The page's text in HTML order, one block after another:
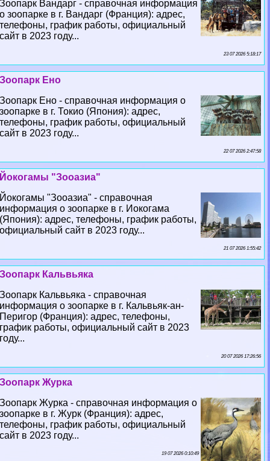
Зоопарк Вандарг - справочная информация
о зоопарке в г. Вандарг (Франция): адрес,
телефоны, график работы, официальный
сайт в 2023 году...
23 07 2026 5:18:17
Зоопарк Ено
Зоопарк Ено - справочная информация о
зоопарке в г. Токио (Япония): адрес,
телефоны, график работы, официальный
сайт в 2023 году...
22 07 2026 2:47:58
Йокогамы "Зооазиа"
Йокогамы "Зооазиа" - справочная
информация о зоопарке в г. Иокогама
(Япония): адрес, телефоны, график работы,
официальный сайт в 2023 году...
21 07 2026 1:55:42
Зоопарк Кальвьяка
Зоопарк Кальвьяка - справочная
информация о зоопарке в г. Кальвьяк-ан-
Перигор (Франция): адрес, телефоны,
график работы, официальный сайт в 2023
году...
20 07 2026 17:26:56
Зоопарк Журка
Зоопарк Журка - справочная информация о
зоопарке в г. Журк (Франция): адрес,
телефоны, график работы, официальный
сайт в 2023 году...
19 07 2026 0:10:49